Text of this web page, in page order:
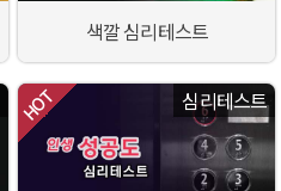
색깔 심리테스트
심리테스트